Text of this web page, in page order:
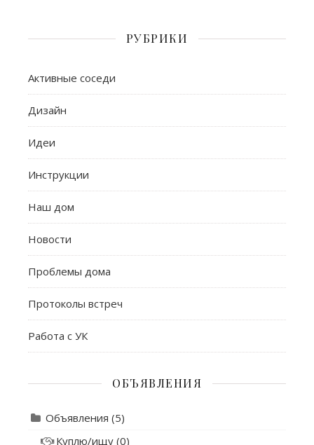
РУБРИКИ
Активные соседи
Дизайн
Идеи
Инструкции
Наш дом
Новости
Проблемы дома
Протоколы встреч
Работа с УК
ОБЪЯВЛЕНИЯ
Объявления (5)
Куплю/ищу (0)